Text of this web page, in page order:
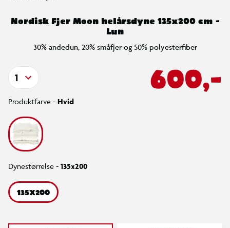
Nordisk Fjer Moon helårsdyne 135x200 cm -
Lun
30% andedun, 20% småfjer og 50% polyesterfiber
Produktfarve - Hvid
Dynestørrelse - 135x200
135X200
600,-
1